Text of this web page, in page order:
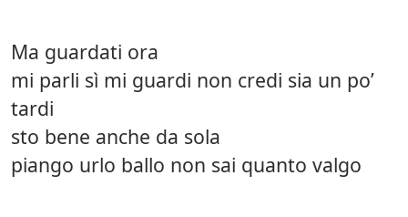
Ma guardati ora
mi parli sì mi guardi non credi sia un po’
tardi
sto bene anche da sola
piango urlo ballo non sai quanto valgo